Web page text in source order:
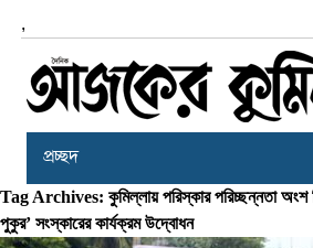
,
প্রচ্ছদ
Tag Archives: কুমিল্লায় পরিস্কার পরিচ্ছন্নতা অংশ
পুকুর’ সংস্কারের কার্যক্রম উদ্বোধন